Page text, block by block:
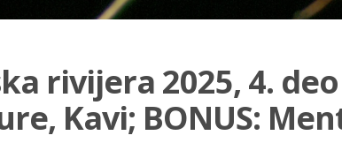
rivijera 2025, 4.
Kavi; BONUS: